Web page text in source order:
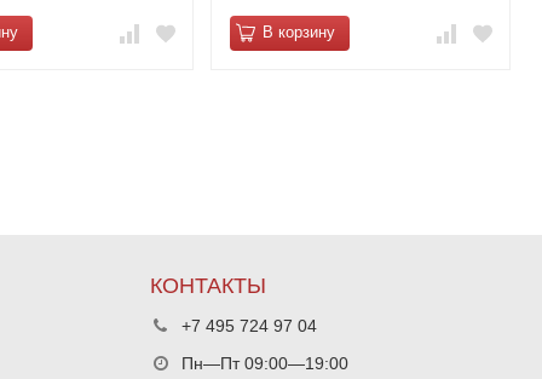
В корзину
КОНТАКТЫ
+7 495 724 97 04
Пн—Пт 09:00—19:00